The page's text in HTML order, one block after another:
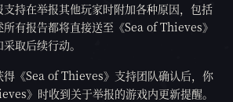
持在举报其他玩家时附加各种原因，包括
有报告都将直接送至《Sea of Thieves》
取后续行动。
得《Sea of Thieves》支持团队确认后，你
》时收到关于举报的游戏内更新提醒。